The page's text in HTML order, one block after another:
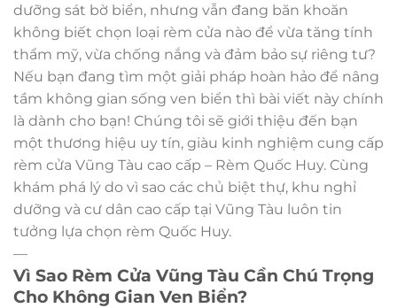
dưỡng sát bờ biển, nhưng vẫn đang băn khoăn
không biết chọn loại rèm cửa nào để vừa tăng tính
thẩm mỹ, vừa chống nắng và đảm bảo sự riêng tư?
Nếu bạn đang tìm một giải pháp hoàn hảo để nâng
tầm không gian sống ven biển thì bài viết này chính
là dành cho bạn! Chúng tôi sẽ giới thiệu đến bạn
một thương hiệu uy tín, giàu kinh nghiệm cung cấp
rèm cửa Vũng Tàu cao cấp – Rèm Quốc Huy. Cùng
khám phá lý do vì sao các chủ biệt thự, khu nghỉ
dưỡng và cư dân cao cấp tại Vũng Tàu luôn tin
tưởng lựa chọn rèm Quốc Huy.
—
Vì Sao Rèm Cửa Vũng Tàu Cần Chú Trọng
Cho Không Gian Ven Biển?